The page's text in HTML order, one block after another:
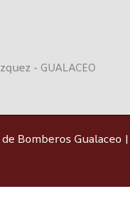
- GUALACEO
Bomberos Gualaceo |